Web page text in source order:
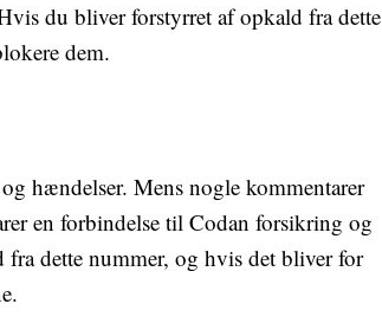
du bliver forstyrret af opkald fra dette
dem.
hændelser. Mens nogle kommentarer
en forbindelse til Codan forsikring og
dette nummer, og hvis det bliver for